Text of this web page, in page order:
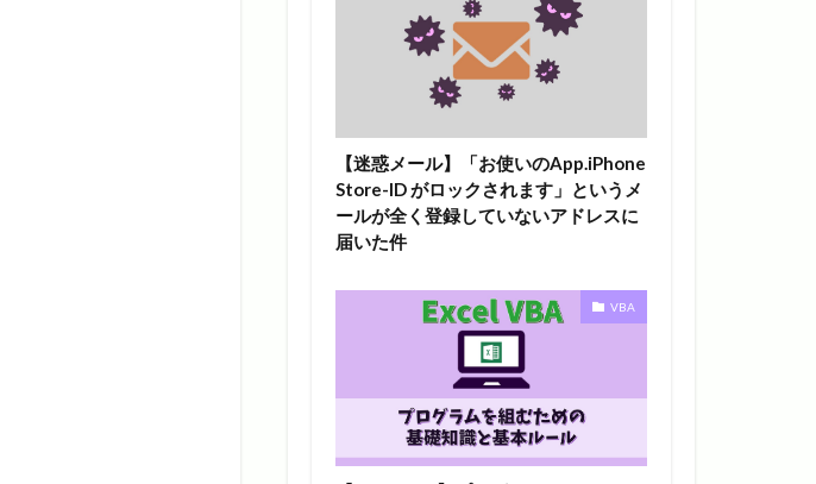
【迷惑メール】「お使いのApp.iPhone
Store-ID がロックされます」というメ
ールが全く登録していないアドレスに
届いた件
VBA